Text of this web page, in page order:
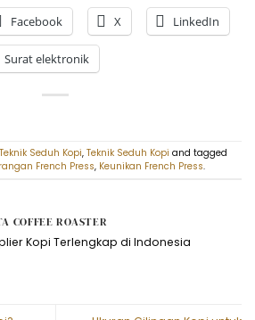
Facebook X LinkedIn
Surat elektronik
Teknik Seduh Kopi, Teknik Seduh Kopi and tagged
French Press, Keunikan French Press.
COFFEE ROASTER
Kopi Terlengkap di Indonesia